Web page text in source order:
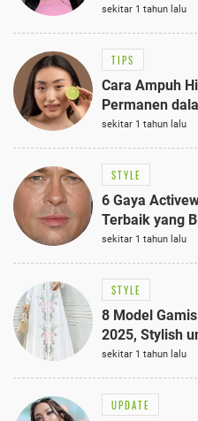
Anggun
sekitar 1 tahun lalu
TIPS
Cara Ampuh
Permanen
sekitar 1 tahun lalu
STYLE
6 Gaya
Terbaik yang
sekitar 1 tahun lalu
STYLE
8 Model
2025, Stylish
Semi-Formal
sekitar 1 tahun lalu
UPDATE